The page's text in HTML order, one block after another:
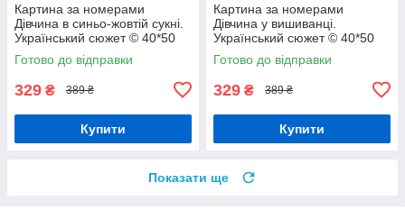
Картина за номерами
Дівчина в синьо-жовтій сукні.
Український сюжет © 40*50
см Орігамі LW 32580
Готово до відправки
329 ₴ 389 ₴
Купити
Картина за номерами
Дівчина у вишиванці.
Український сюжет © 40*50
см Орігамі LW 31530 pbn-p
Готово до відправки
329 ₴ 389 ₴
Купити
Показати ще